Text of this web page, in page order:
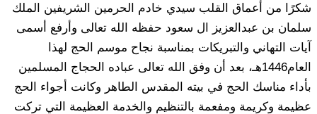
شكرًا من أعماق القلب سيدي خادم الحرمين الشريفين الملك
سلمان بن عبدالعزيز ال سعود حفظه الله تعالى وأرفع أسمى
آيات التهاني والتبريكات بمناسبة نجاح موسم الحج لهذا
العام1446هـ، بعد أن وفق الله تعالى عباده الحجاج المسلمين
بأداء مناسك الحج في بيته المقدس الطاهر وكانت أجواء الحج
عظيمة وكريمة ومفعمة بالتنظيم والخدمة العظيمة التي تركت